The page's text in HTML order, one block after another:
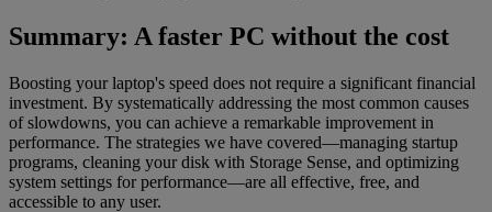
Summary: A faster PC without the cost
Boosting your laptop's speed does not require a significant financial
investment. By systematically addressing the most common causes
of slowdowns, you can achieve a remarkable improvement in
performance. The strategies we have covered—managing startup
programs, cleaning your disk with Storage Sense, and optimizing
system settings for performance—are all effective, free, and
accessible to any user.